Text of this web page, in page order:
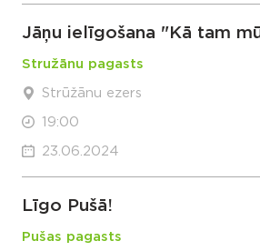
Jāņu ielīgošana "Kā tam
Stružānu pagasts
Strūžānu ezers
19:00
23.06.2024
Līgo Pušā!
Pušas pagasts